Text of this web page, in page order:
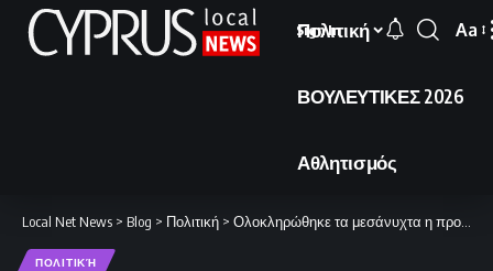
Πολιτική
ΒΟΥΛΕΥΤΙΚΕΣ 2026
Αθλητισμός
Sign In
Font
Aa
Local Net News > Blog > Πολιτική > Ολοκληρώθηκε τα μεσάνυχτα η προεκλογική περίοδος.
ΠΟΛΙΤΙΚΉ